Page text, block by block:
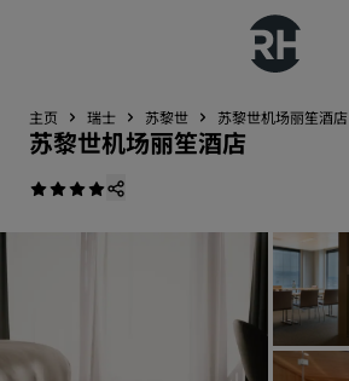
主页 瑞士 苏黎世 苏黎世机场丽笙酒店
苏黎世机场丽笙酒店